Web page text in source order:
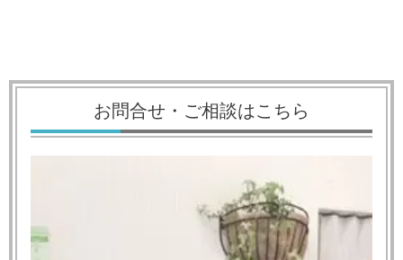
お問合せ・ご相談はこちら